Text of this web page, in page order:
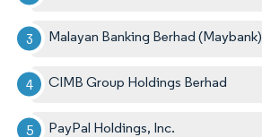
Malayan Banking Berhad (Maybank)
CIMB Group Holdings Berhad
PayPal Holdings, Inc.